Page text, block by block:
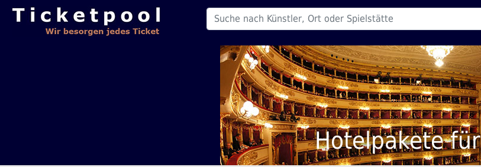
Hotelpakete für